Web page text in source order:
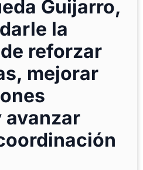
Guijarro,
la
reforzar
mejorar
avanzar